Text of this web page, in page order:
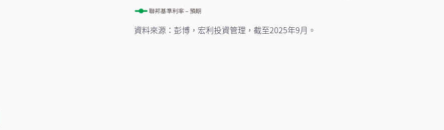
資料來源：彭博，宏利投資管理，截至2025年9月。